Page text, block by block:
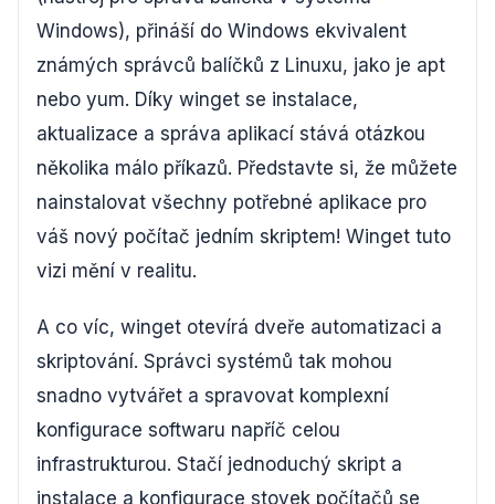
Windows), přináší do Windows ekvivalent
známých správců balíčků z Linuxu, jako je apt
nebo yum. Díky winget se instalace,
aktualizace a správa aplikací stává otázkou
několika málo příkazů. Představte si, že můžete
nainstalovat všechny potřebné aplikace pro
váš nový počítač jedním skriptem! Winget tuto
vizi mění v realitu.
A co víc, winget otevírá dveře automatizaci a
skriptování. Správci systémů tak mohou
snadno vytvářet a spravovat komplexní
konfigurace softwaru napříč celou
infrastrukturou. Stačí jednoduchý skript a
instalace a konfigurace stovek počítačů se